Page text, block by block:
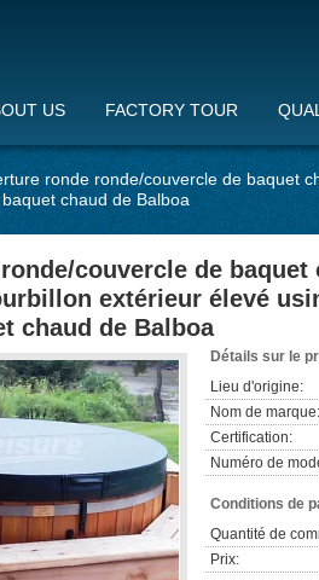
US FACTORY TOUR
ronde ronde/couvercle de baquet
chaud de Balboa
couvercle de
extérieur élevé
chaud de Balboa
Détails sur le
Lieu d'origine:
Nom de marque:
Certification:
Numéro de
Conditions de
Quantité de
Prix: